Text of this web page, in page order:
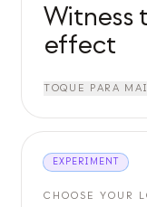
Witness
effect
TOQUE PARA
EXPERIMENT
CHOOSE YOUR